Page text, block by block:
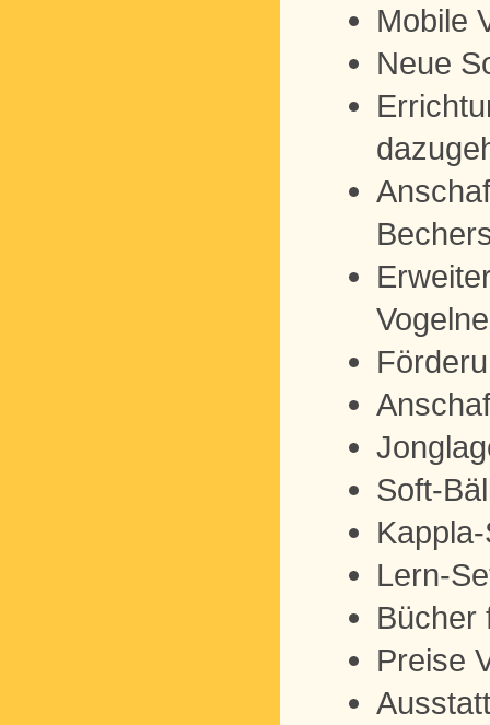
Mobile
Neue
Soft-
Lern-
Bücher
Preise